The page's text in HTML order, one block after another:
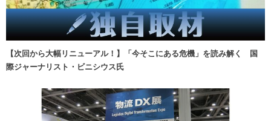
【次回から大幅リニューアル！】「今そこにある危機」を読み解く 国
際ジャーナリスト・ビニシウス氏